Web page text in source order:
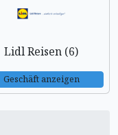
Lidl Reisen (6)
Geschäft anzeigen